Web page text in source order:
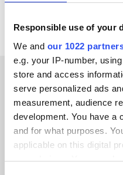
Responsible use of your
We and our 1022
e.g. your IP-number,
store and access
serve personalized ads
measurement, audience
development. You have a
and for what purposes.
applicable on this digital
your choices. You can
Hear the
from